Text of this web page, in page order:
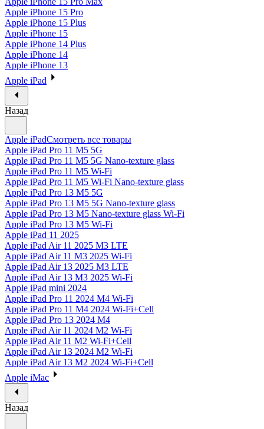
Apple iPhone 15 Pro
Apple iPhone 15 Plus
Apple iPhone 15
Apple iPhone 14 Plus
Apple iPhone 14
Apple iPhone 13
Apple iPad
Назад
Apple iPadСмотреть все товары
Apple iPad Pro 11 M5 5G
Apple iPad Pro 11 M5 5G Nano-texture glass
Apple iPad Pro 11 M5 Wi-Fi
Apple iPad Pro 11 M5 Wi-Fi Nano-texture glass
Apple iPad Pro 13 M5 5G
Apple iPad Pro 13 M5 5G Nano-texture glass
Apple iPad Pro 13 M5 Nano-texture glass Wi-Fi
Apple iPad Pro 13 M5 Wi-Fi
Apple iPad 11 2025
Apple iPad Air 11 2025 M3 LTE
Apple iPad Air 11 M3 2025 Wi-Fi
Apple iPad Air 13 2025 M3 LTE
Apple iPad Air 13 M3 2025 Wi-Fi
Apple iPad mini 2024
Apple iPad Pro 11 2024 M4 Wi-Fi
Apple iPad Pro 11 M4 2024 Wi-Fi+Cell
Apple iPad Pro 13 2024 M4
Apple iPad Air 11 2024 M2 Wi-Fi
Apple iPad Air 11 M2 Wi-Fi+Cell
Apple iPad Air 13 2024 M2 Wi-Fi
Apple iPad Air 13 M2 2024 Wi-Fi+Cell
Apple iMac
Назад